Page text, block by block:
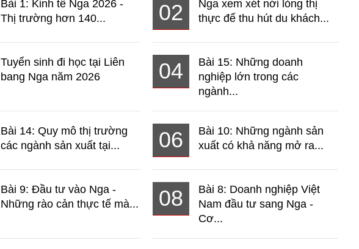
Bài 1: Kinh tế Nga 2026 -
Thị trường hơn 140...
02
Nga xem xét nới lỏng thị
thực để thu hút du khách...
Tuyển sinh đi học tại Liên
bang Nga năm 2026
04
Bài 15: Những doanh
nghiệp lớn trong các
ngành...
Bài 14: Quy mô thị trường
các ngành sản xuất tại...
06
Bài 10: Những ngành sản
xuất có khả năng mở ra...
Bài 9: Đầu tư vào Nga -
Những rào cản thực tế mà...
08
Bài 8: Doanh nghiệp Việt
Nam đầu tư sang Nga -
Cơ...